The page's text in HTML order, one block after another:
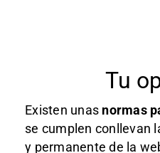
Tu
Existen unas normas
se cumplen conllevan
y permanente de la